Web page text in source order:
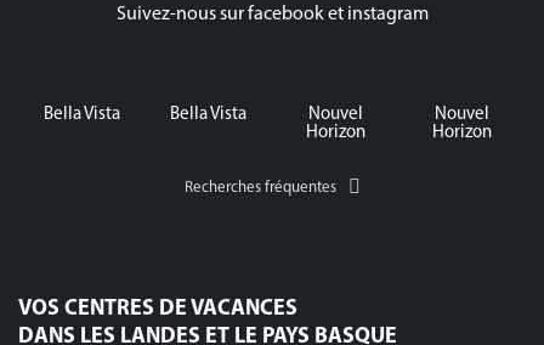
Suivez-nous sur facebook et instagram
Bella Vista Bella Vista
Nouvel
Horizon
Nouvel
Horizon
Recherches fréquentes
VOS CENTRES DE VACANCES
DANS LES LANDES ET LE PAYS BASQUE